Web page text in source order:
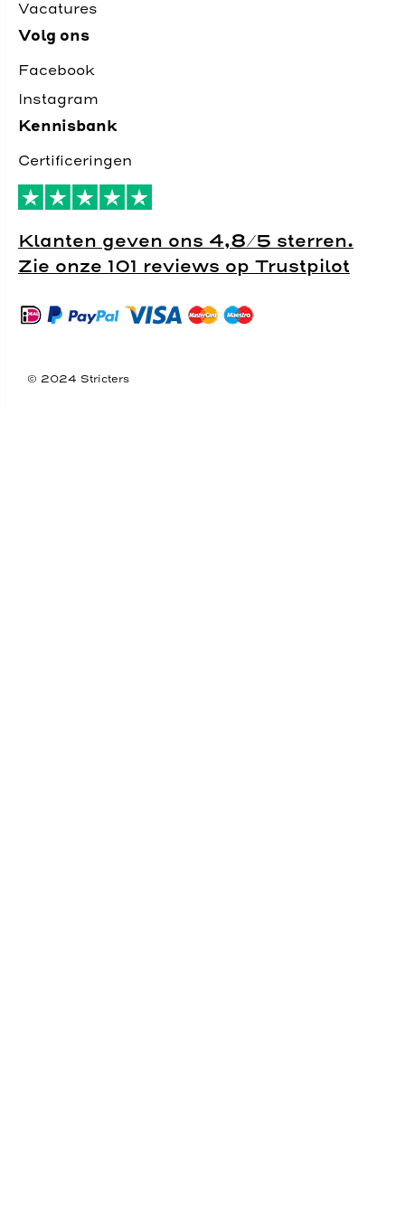
Vacatures
Volg ons
Facebook
Instagram
Kennisbank
Certificeringen
Klanten geven ons 4,8/5 sterren.
Zie onze 101 reviews op Trustpilot
© 2024 Stricters